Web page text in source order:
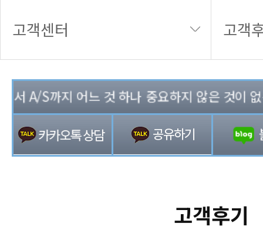
고객센터 고객
A/S까지 어느 것 하나 중요하지 않은 것이
고객후기